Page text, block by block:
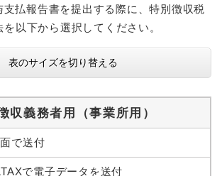
支払報告書を提出する際に、特別徴収税
以下から選択してください。
表のサイズを切り替える
収義務者用（事業所用）
で送付
で電子データを送付